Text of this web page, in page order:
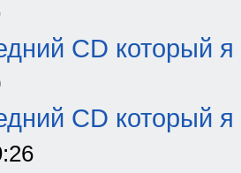
CD который я
CD который я